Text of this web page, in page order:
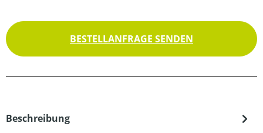
BESTELLANFRAGE SENDEN
Beschreibung